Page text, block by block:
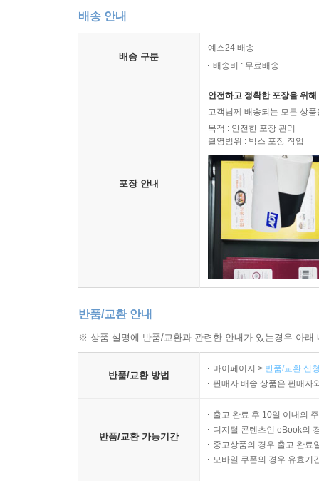
배송 안내
배송 구분
예스24 배송
배송비 : 무료배송
포장 안내
안전하고 정확한 포장을 위
고객님께 배송되는 모든 상
목적 : 안전한 포장 관리
촬영범위 : 박스 포장 작업
반품/교환 안내
※ 상품 설명에 반품/교환과 관련한 안내가 있는경우 아
반품/교환 방법
마이페이지 > 반품/교환 신
판매자 배송 상품은 판매자
반품/교환 가능기간
출고 완료 후 10일 이내의
디지털 콘텐츠인 eBook의
중고상품의 경우 출고 완료
모바일 쿠폰의 경우 유효기